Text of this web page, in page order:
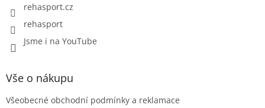
rehasport.cz
rehasport
Jsme i na YouTube
Vše o nákupu
Všeobecné obchodní podmínky a reklamace